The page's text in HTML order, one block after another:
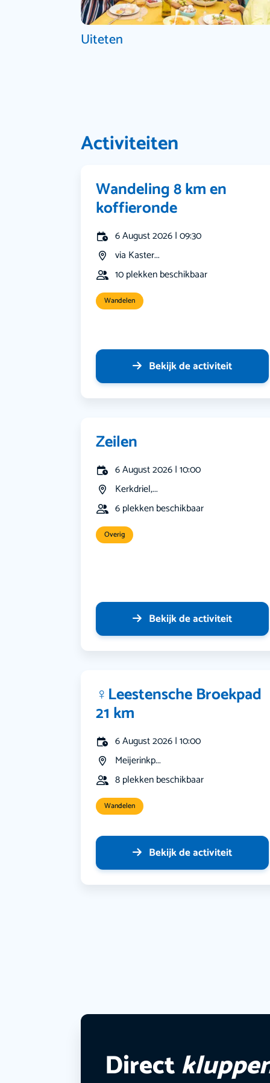
Uiteten
Activiteiten
Wandeling 8 km en
koffieronde
6 August 2026 | 09:30
via Kaster...
10 plekken beschikbaar
Wandelen
Bekijk de activiteit
Zeilen
6 August 2026 | 10:00
Kerkdriel,...
6 plekken beschikbaar
Overig
Bekijk de activiteit
‍♀️Leestensche Broekpad
21 km
6 August 2026 | 10:00
Meijerinkp...
8 plekken beschikbaar
Wandelen
Bekijk de activiteit
Direct